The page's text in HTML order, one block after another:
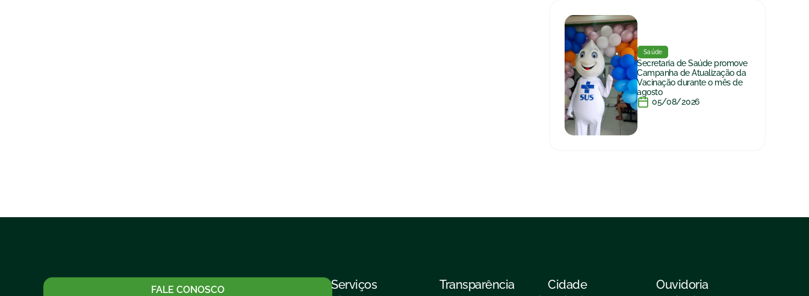
Saúde
Secretaria de Saúde promove
Campanha de Atualização da
Vacinação durante o mês de
agosto
05/08/2026
FALE CONOSCO Serviços Transparência Cidade Ouvidoria